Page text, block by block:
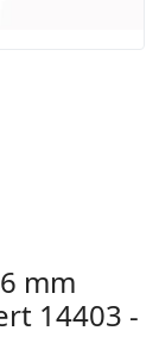
mm
14403 -